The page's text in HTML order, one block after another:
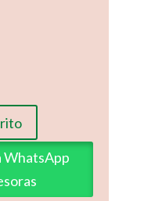
WhatsApp